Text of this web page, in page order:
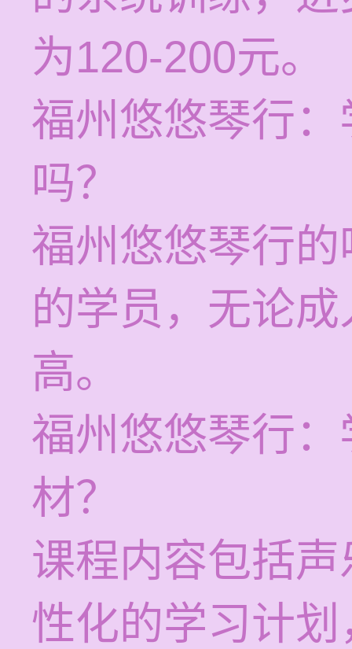
为120-200元。
福州悠悠琴行
吗？
福州悠悠琴行
的学员，无论
高。
福州悠悠琴行
材？
课程内容包括
性化的学习计